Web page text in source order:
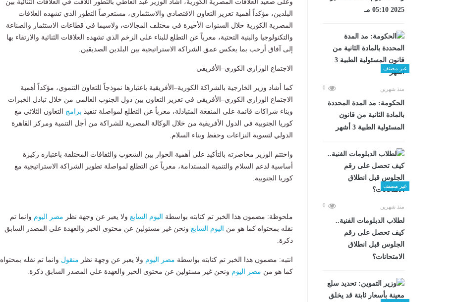
2025 05:10 مـ
غير مصنف
منذ شهرين 0
الحكومة: مد المدة المحددة
بالمادة الثانية من قانون
المسئولية الطبية 3 أشهر
غير مصنف
منذ شهرين 0
لطلاب الدبلومات الفنية..
كيف تحصل على رقم
الجلوس قبل انطلاق
الامتحانات؟
وعلى صعيد العلاقات المصرية الكورية، أشاد الوزير عبد العاطي بالتطور اللافت في العلاقات الثنائية بين
البلدين، مؤكداً أهمية تعزيز التعاون الاقتصادي والاستثماري، مستعرضاً التطور الذي تشهده العلاقات
المصرية الكورية خلال السنوات الأخيرة في مختلف المجالات، ولاسيما في قطاعات الاستثمار والصناعة
والتكنولوجيا والبنية التحتية، معرباً عن التطلع للبناء على الزخم الذي تشهده العلاقات الثنائية والارتقاء بها
إلى آفاق أرحب بما يعكس عمق الشراكة الاستراتيجية بين البلدين الصديقين.
الاجتماع الوزاري الكوري–الأفريقي
كما أشاد وزير الخارجية بالشراكة الكورية–الأفريقية باعتبارها نموذجاً للتعاون التنموي، مؤكداً أهمية
الاجتماع الوزاري الكوري–الأفريقي في تعزيز التعاون بين دول الجنوب العالمي من خلال تبادل الخبرات
وبناء شراكات قائمة على المنفعة المتبادلة، معرباً عن التطلع لمواصلة تنفيذ برامج التعاون الثلاثي مع
كوريا الجنوبية في الدول الأفريقية من خلال الوكالة المصرية للشراكة من أجل التنمية ومركز القاهرة
الدولي لتسوية النزاعات وحفظ وبناء السلام.
واختتم الوزير محاضرته بالتأكيد على أهمية الحوار بين الشعوب والثقافات المختلفة باعتباره ركيزة
أساسية لدعم السلام والتنمية المستدامة، معرباً عن التطلع لمواصلة تطوير الشراكة الاستراتيجية مع
كوريا الجنوبية.
ملحوظة: مضمون هذا الخبر تم كتابته بواسطة اليوم السابع ولا يعبر عن وجهة نظر مصر اليوم وانما تم
نقله بمحتواه كما هو من
اليوم السابع ونحن غير مسئولين عن محتوى الخبر والعهدة علي المصدر السابق
ذكرة.
انتبه: مضمون هذا الخبر تم كتابته بواسطة مصر اليوم ولا يعبر عن وجهة نظر منقول وانما تم نقله بمحتواه
كما هو من مصر اليوم ونحن غير مسئولين عن محتوى الخبر والعهدة علي المصدر السابق ذكرة.